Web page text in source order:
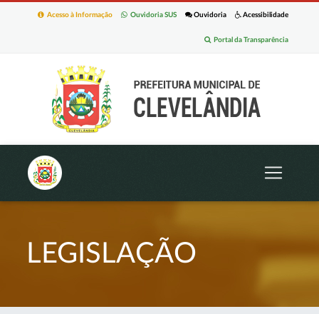
Acessibilidade
Ouvidoria
Ouvidoria SUS
Acesso à Informação
Portal da Transparência
LEGISLAÇÃO